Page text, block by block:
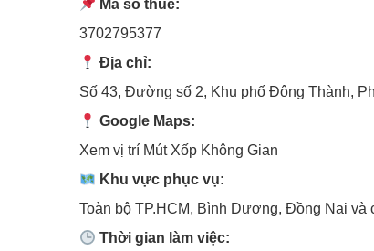
Mã số thuế:
3702795377
Địa chỉ:
Số 43, Đường số 2, Khu phố Đông Thành,
Google Maps:
Xem vị trí Mút Xốp Không Gian
Khu vực phục vụ:
Toàn bộ TP.HCM, Bình Dương, Đồng Nai và
Thời gian làm việc: